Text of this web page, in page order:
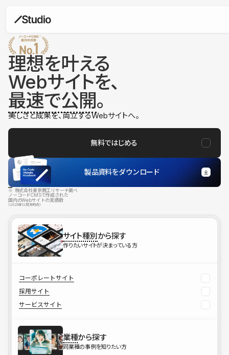
理想を叶える
Webサイトを、
最速で公開。
美しさと成果を、両立するWebサイトへ。
無料ではじめる
製品資料をダウンロード
※ 株式会社東京商工リサーチ調べ
ノーコードCMSで作成された
国内のWebサイトの実績数
（2025年12月末時点）
サイト種別から探す
作りたいサイトが決まっている方
コーポレートサイト
採用サイト
サービスサイト
業種から探す
同業種の事例を知りたい方